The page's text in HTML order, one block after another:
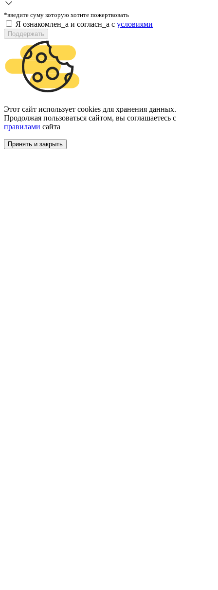
*введите суму которую хотите пожертвовать
Я ознакомлен_а и согласн_а c условиями
Поддержать
Этот сайт использует cookies для хранения данных.
Продолжая пользоваться сайтом, вы соглашаетесь с
правилами сайта
Принять и закрыть